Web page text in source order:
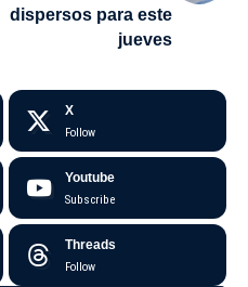
dispersos para este
jueves
X
Follow
Youtube
Subscribe
Threads
Follow